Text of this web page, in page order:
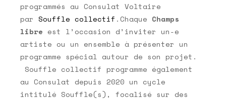
programmés au Consulat Voltaire
par Souffle collectif .Chaque Champs
libre est l’occasion d’inviter un-e
artiste ou un ensemble à présenter un
programme spécial autour de son projet.
Souffle collectif programme également
au Consulat depuis 2020 un cycle
intitulé Souffle(s), focalisé sur des